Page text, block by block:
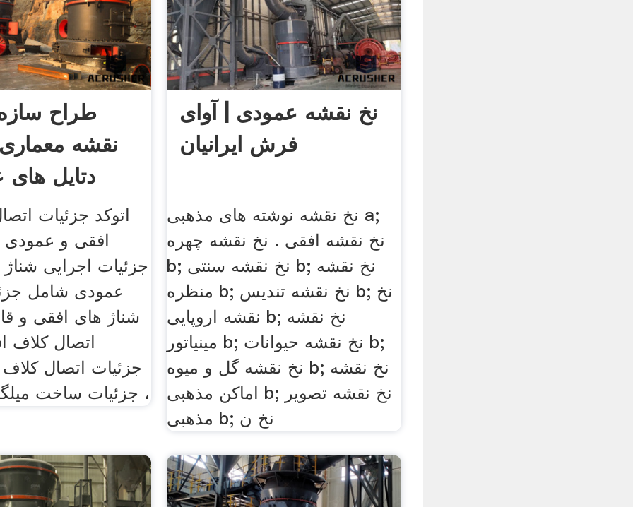
طراح سازه
نقشه
دتایل
اتوکد جزئیات
افقی و عمودی
جزئیات اجرایی
عمودی شامل
شناژ های افقی و
اتصال کلاف
جزئیات اتصال
، جزئیات ساخت
نخ نقشه عمودی | آوای
فرش ایرانیان
نخ نقشه نوشته های مذهبی a;
نخ نقشه افقی . نخ نقشه چهره
b; نخ نقشه سنتی b; نخ نقشه
منظره b; نخ نقشه تندیس b; نخ
نقشه اروپایی b; نخ نقشه
مینیاتور b; نخ نقشه حیوانات b;
نخ نقشه گل و میوه b; نخ نقشه
اماکن مذهبی b; نخ نقشه تصویر
مذهبی b; نخ ن